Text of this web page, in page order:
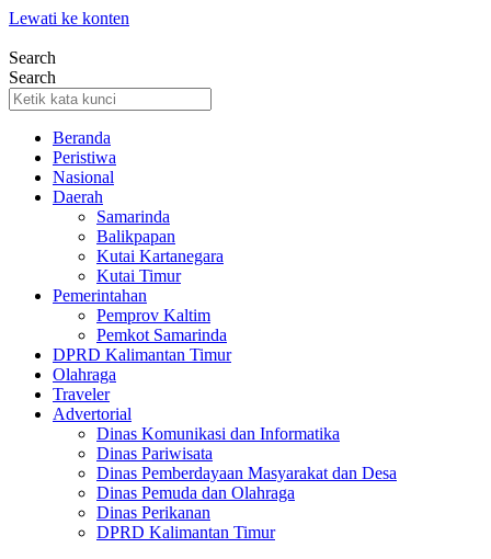
Lewati ke konten
Search
Search
Beranda
Peristiwa
Nasional
Daerah
Samarinda
Balikpapan
Kutai Kartanegara
Kutai Timur
Pemerintahan
Pemprov Kaltim
Pemkot Samarinda
DPRD Kalimantan Timur
Olahraga
Traveler
Advertorial
Dinas Komunikasi dan Informatika
Dinas Pariwisata
Dinas Pemberdayaan Masyarakat dan Desa
Dinas Pemuda dan Olahraga
Dinas Perikanan
DPRD Kalimantan Timur